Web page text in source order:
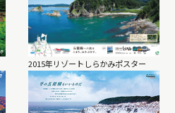
2015年リゾートしらかみポスター